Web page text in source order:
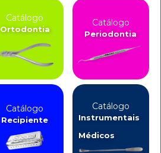
Catálogo
Ortodontia
Catálogo
Periodontia
Catálogo
Recipiente
Catálogo
Instrumentais
Médicos